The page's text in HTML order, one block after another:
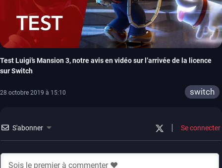
Test Luigi’s Mansion 3, notre avis en vidéo sur l’arrivée de la licence
sur Switch
28 octobre 2019 à 15:10 switch
S'abonner Se connecter